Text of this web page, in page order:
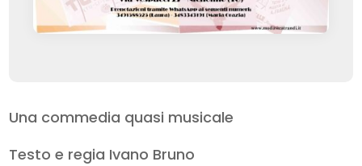
Una commedia quasi musicale
Testo e regia Ivano Bruno